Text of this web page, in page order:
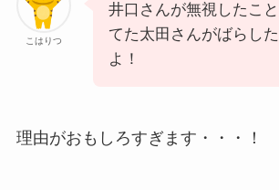
こはりつ
井口さんが無視したこ
てた太田さんがばらし
よ！
理由がおもしろすぎます・・・！